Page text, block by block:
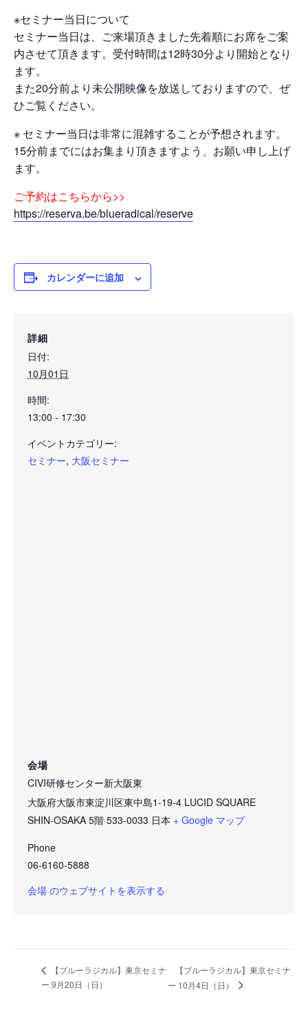
※セミナー当日について
セミナー当日は、ご来場頂きました先着順にお席をご案
内させて頂きます。受付時間は12時30分より開始となり
ます。
また20分前より未公開映像を放送しておりますので、ぜ
ひご覧ください。
※ セミナー当日は非常に混雑することが予想されます。
15分前までにはお集まり頂きますよう、お願い申し上げ
ます。
ご予約はこちらから>>
https://reserva.be/blueradical/reserve
カレンダーに追加
詳細
日付:
10月01日
時間:
13:00 - 17:30
イベントカテゴリー:
セミナー, 大阪セミナー
会場
CIVI研修センター新大阪東
大阪府大阪市東淀川区東中島1-19-4 LUCID SQUARE
SHIN-OSAKA 5階 533-0033 日本 + Google マップ
Phone
06-6160-5888
会場 のウェブサイトを表示する
【ブルーラジカル】東京セミナ
ー 9月20日（日）
【ブルーラジカル】東京セミナ
ー 10月4日（日）